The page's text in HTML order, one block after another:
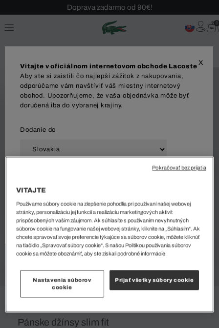
Doprava zadarmo od 90€!
Sezónny výpredaj až -40 %!
Bezplatné vrátenie!
0
Pánske džínsy slim fit
X
Vitajte v oficiálnom internetovom obchode Lacoste
Aby ste si zaistili čo najlepší zážitok z nakupovania,
odporúčame vám navštíviť váš miestny internetový
obchod. Upozorňujeme, že vaša objednávka môže byť
doručená iba do vybranej krajiny.
Dodanie do
ZAČAŤ NAKUPOVAŤ
VITAJTE
Používame súbory cookie na zlepšenie pohodlia pri používaní našej webovej
stránky, personalizáciu jej funkcií a realizáciu marketingových aktivít
prispôsobených vašim záujmom. Ak súhlasíte s používaním nevyhnutných
súborov cookie na fungovanie našej webovej stránky, kliknite na „Súhlasím“. Ak
chcete spravovať svoje preferencie týkajúce sa súborov cookie, môžete kliknúť
na tlačidlo „Spravovať súbory cookie“. S našou Politikou používania súborov
cookie sa môžete oboznámiť, aby ste získali podrobné informácie.
Nastavenia súborov
cookie
Prijať všetky súbory cookie
Pokračovať bez prijatia